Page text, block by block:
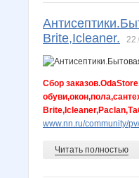
Suliko
Uka1773
anenok angel68
Brite,Icleaner.
Сбор
www.nn.ru/community/
Читать полностью